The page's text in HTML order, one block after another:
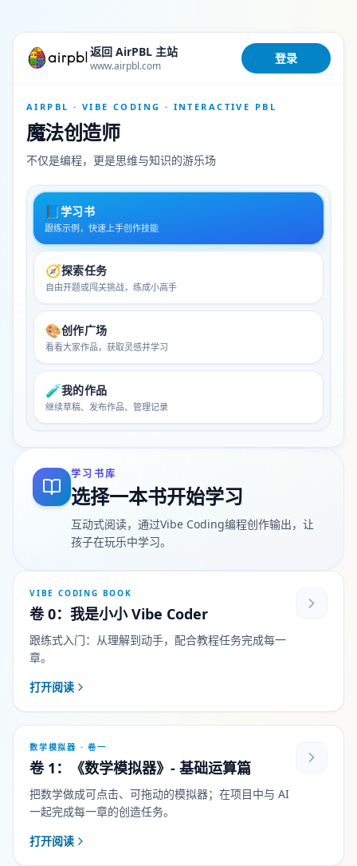
返回 AirPBL 主站
www.airpbl.com
登录
AIRPBL · VIBE CODING · INTERACTIVE PBL
魔法创造师
不仅是编程，更是思维与知识的游乐场
📘学习书
跟练示例，快速上手创作技能
🧭探索任务
自由开题或闯关挑战，练成小高手
🎨创作广场
看看大家作品，获取灵感并学习
🧪我的作品
继续草稿、发布作品、管理记录
学习书库
选择一本书开始学习
互动式阅读，通过Vibe Coding编程创作输出，让
孩子在玩乐中学习。
VIBE CODING BOOK
卷 0：我是小小 Vibe Coder
跟练式入门：从理解到动手，配合教程任务完成每一
章。
打开阅读
数学模拟器 · 卷一
卷 1：《数学模拟器》- 基础运算篇
把数学做成可点击、可拖动的模拟器；在项目中与 AI
一起完成每一章的创造任务。
打开阅读